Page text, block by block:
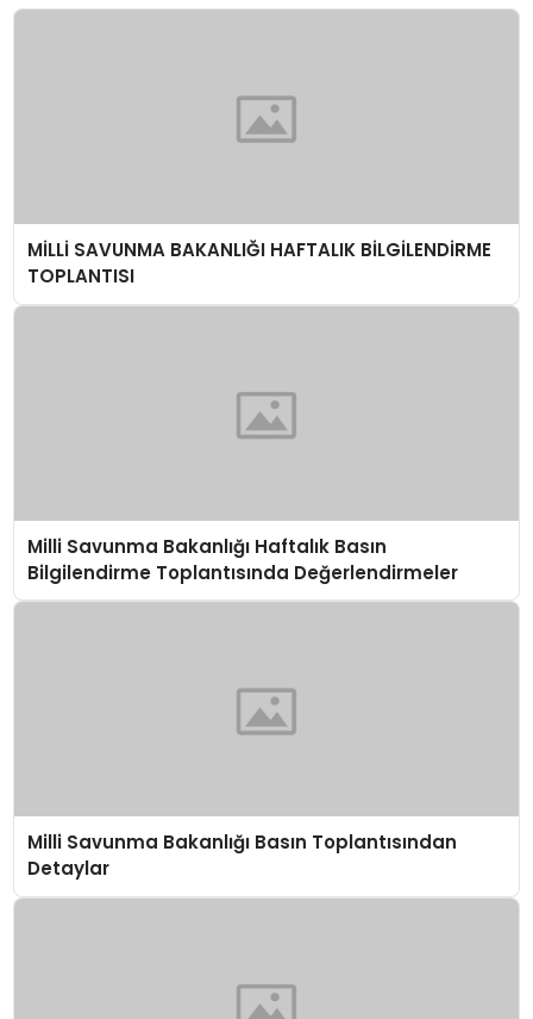
MİLLİ SAVUNMA BAKANLIĞI HAFTALIK BİLGİLENDİRME
TOPLANTISI
Milli Savunma Bakanlığı Haftalık Basın
Bilgilendirme Toplantısında Değerlendirmeler
Milli Savunma Bakanlığı Basın Toplantısından
Detaylar